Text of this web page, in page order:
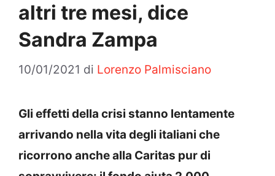
altri tre mesi, dice
Sandra Zampa
10/01/2021 di Lorenzo Palmisciano
Gli effetti della crisi stanno lentamente
arrivando nella vita degli italiani che
ricorrono anche alla Caritas pur di